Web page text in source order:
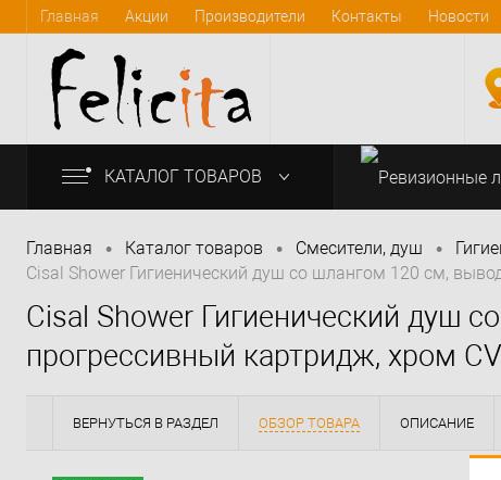
Главная Акции Производители Контакты Новости
info@felicita-crimea.ru
КАТАЛОГ ТОВАРОВ
Главная • Каталог товаров • Смесители, душ •
Cisal Shower Гигиенический душ со шлангом 120 см,
Cisal Shower Гигиенический душ
прогрессивный картридж, хром
ВЕРНУТЬСЯ В РАЗДЕЛ ОБЗОР ТОВАРА ОПИСАНИЕ